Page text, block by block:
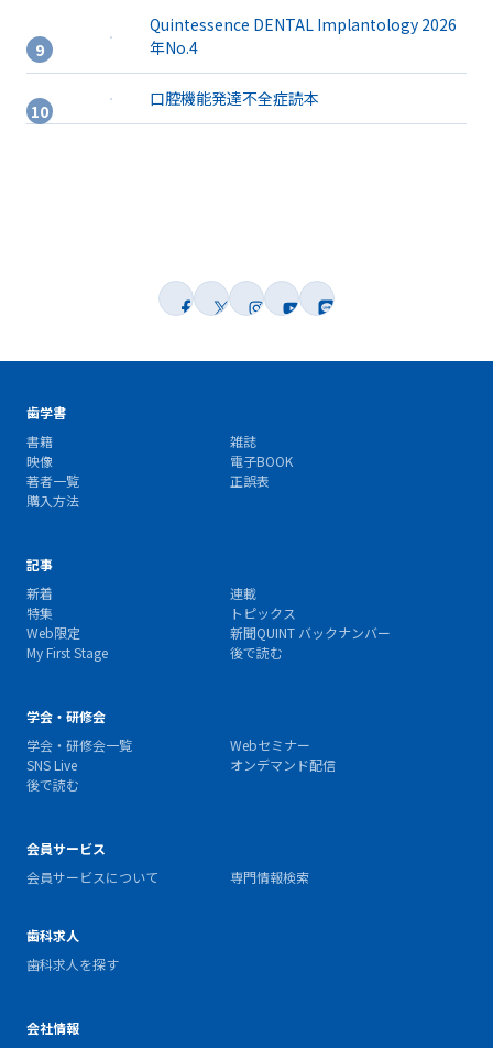
Quintessence DENTAL Implantology 2026
年No.4
口腔機能発達不全症読本
歯学書
書籍
雑誌
映像
電子BOOK
著者一覧
正誤表
購入方法
記事
新着
連載
特集
トピックス
Web限定
新聞QUINT バックナンバー
My First Stage
後で読む
学会・研修会
学会・研修会一覧
Webセミナー
SNS Live
オンデマンド配信
後で読む
会員サービス
会員サービスについて
専門情報検索
歯科求人
歯科求人を探す
会社情報